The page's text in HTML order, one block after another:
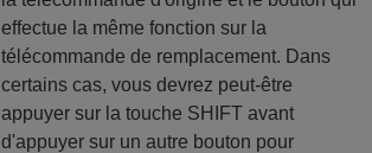
effectue la même fonction sur la
télécommande de remplacement. Dans
certains cas, vous devrez peut-être
appuyer sur la touche SHIFT avant
d'appuyer sur un autre bouton pour